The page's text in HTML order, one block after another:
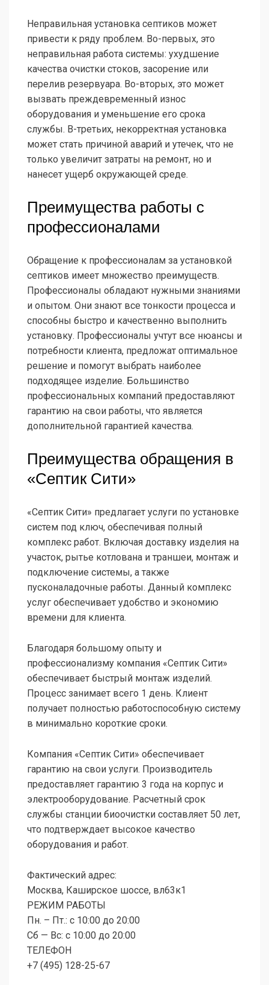
Неправильная установка септиков может
привести к ряду проблем. Во-первых, это
неправильная работа системы: ухудшение
качества очистки стоков, засорение или
перелив резервуара. Во-вторых, это может
вызвать преждевременный износ
оборудования и уменьшение его срока
службы. В-третьих, некорректная установка
может стать причиной аварий и утечек, что не
только увеличит затраты на ремонт, но и
нанесет ущерб окружающей среде.
Преимущества работы с
профессионалами
Обращение к профессионалам за установкой
септиков имеет множество преимуществ.
Профессионалы обладают нужными знаниями
и опытом. Они знают все тонкости процесса и
способны быстро и качественно выполнить
установку. Профессионалы учтут все нюансы и
потребности клиента, предложат оптимальное
решение и помогут выбрать наиболее
подходящее изделие. Большинство
профессиональных компаний предоставляют
гарантию на свои работы, что является
дополнительной гарантией качества.
Преимущества обращения в
«Септик Сити»
«Септик Сити» предлагает услуги по установке
систем под ключ, обеспечивая полный
комплекс работ. Включая доставку изделия на
участок, рытье котлована и траншеи, монтаж и
подключение системы, а также
пусконаладочные работы. Данный комплекс
услуг обеспечивает удобство и экономию
времени для клиента.
Благодаря большому опыту и
профессионализму компания «Септик Сити»
обеспечивает быстрый монтаж изделий.
Процесс занимает всего 1 день. Клиент
получает полностью работоспособную систему
в минимально короткие сроки.
Компания «Септик Сити» обеспечивает
гарантию на свои услуги. Производитель
предоставляет гарантию 3 года на корпус и
электрооборудование. Расчетный срок
службы станции биоочистки составляет 50 лет,
что подтверждает высокое качество
оборудования и работ.
Фактический адрес:
Москва, Каширское шоссе, вл63к1
РЕЖИМ РАБОТЫ
Пн. – Пт.: с 10:00 до 20:00
Сб — Вс: с 10:00 до 20:00
ТЕЛЕФОН
+7 (495) 128-25-67